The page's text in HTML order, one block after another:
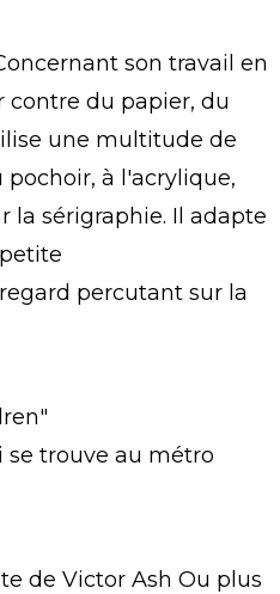
son travail en
du papier, du
une multitude de
à l'acrylique,
la sérigraphie. Il adapte
percutant sur la
trouve au métro
de Victor Ash Ou plus